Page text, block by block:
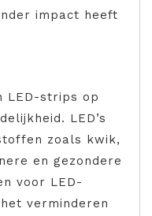
impact heeft
LED-strips op
LED’s
zoals kwik,
en gezondere
voor LED-
verminderen